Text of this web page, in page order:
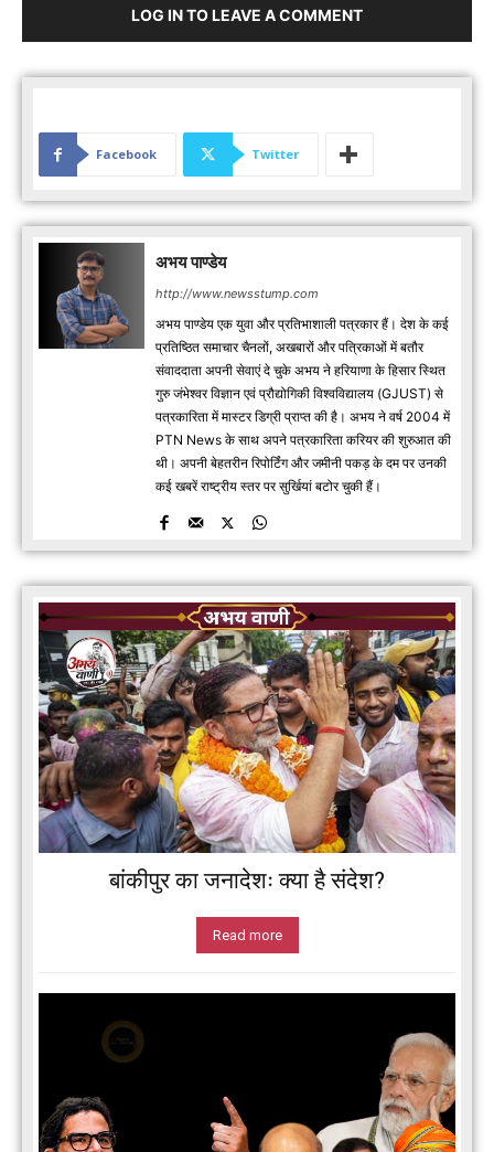
LOG IN TO LEAVE A COMMENT
Facebook Twitter
अभय पाण्डेय
http://www.newsstump.com
अभय पाण्डेय एक युवा और प्रतिभाशाली पत्रकार हैं। देश के कई
प्रतिष्ठित समाचार चैनलों, अखबारों और पत्रिकाओं में बतौर
संवाददाता अपनी सेवाएं दे चुके अभय ने हरियाणा के हिसार स्थित
गुरु जंभेश्वर विज्ञान एवं प्रौद्योगिकी विश्वविद्यालय (GJUST) से
पत्रकारिता में मास्टर डिग्री प्राप्त की है। अभय ने वर्ष 2004 में
PTN News के साथ अपने पत्रकारिता करियर की शुरुआत की
थी। अपनी बेहतरीन रिपोर्टिंग और जमीनी पकड़ के दम पर उनकी
कई खबरें राष्ट्रीय स्तर पर सुर्खियां बटोर चुकी हैं।
बांकीपुर का जनादेशः क्या है संदेश?
Read more